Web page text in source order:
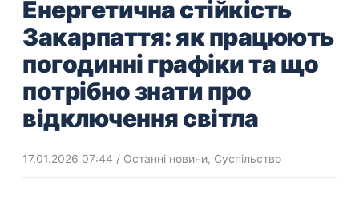
Енергетична стійкість
Закарпаття: як працюють
погодинні графіки та що
потрібно знати про
відключення світла
17.01.2026 07:44 / Останні новини, Суспільство